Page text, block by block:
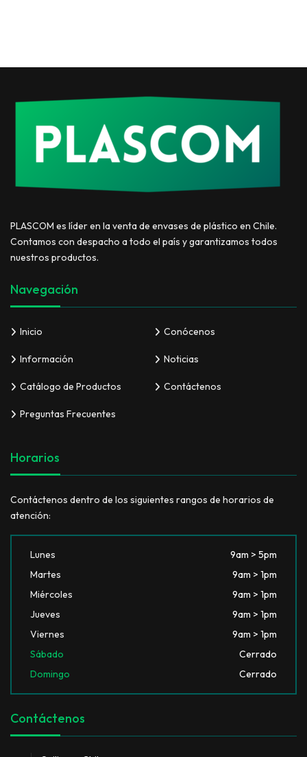
PLASCOM es líder en la venta de envases de plástico en Chile.
Contamos con despacho a todo el país y garantizamos todos
nuestros productos.
Navegación
Inicio Conócenos
Información Noticias
Catálogo de Productos Contáctenos
Preguntas Frecuentes
Horarios
Contáctenos dentro de los siguientes rangos de horarios de
atención:
Lunes
9am > 5pm
Martes
9am > 1pm
Miércoles
9am > 1pm
Jueves
9am > 1pm
Viernes
9am > 1pm
Sábado
Cerrado
Domingo
Cerrado
Contáctenos